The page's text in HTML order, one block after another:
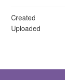
Created
Uploaded